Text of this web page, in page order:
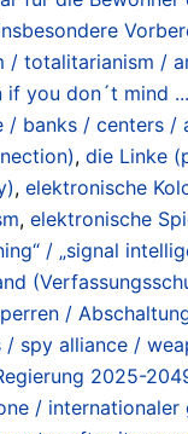
/ totalitarianism /
you don´t mind
/ banks / centers
, die Linke
, elektronische
, elektronische
/ „signal
/
/ spy alliance /
2025-
/